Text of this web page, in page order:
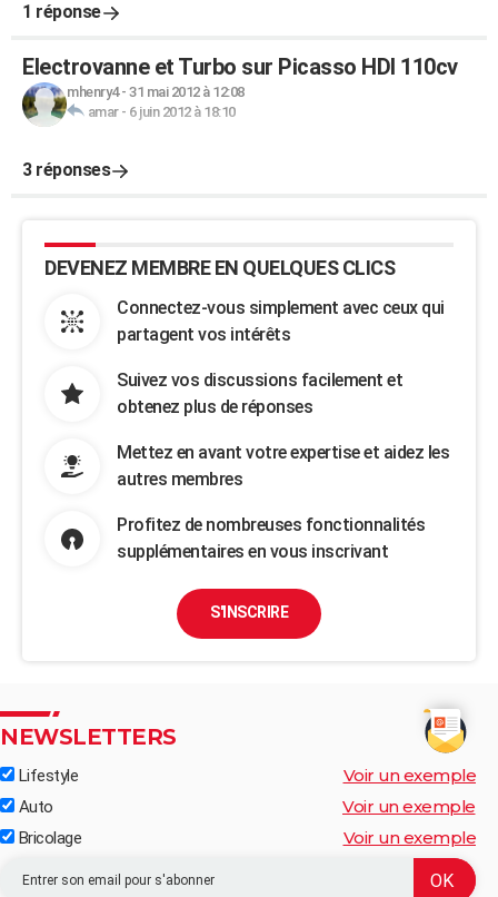
1 réponse
Electrovanne et Turbo sur Picasso HDI 110cv
mhenry4- 31 mai 2012 à 12:08
amar- 6 juin 2012 à 18:10
3 réponses
DEVENEZ MEMBRE EN QUELQUES CLICS
Connectez-vous simplement avec ceux qui
partagent vos intérêts
Suivez vos discussions facilement et
obtenez plus de réponses
Mettez en avant votre expertise et aidez les
autres membres
Profitez de nombreuses fonctionnalités
supplémentaires en vous inscrivant
S'INSCRIRE
NEWSLETTERS
Lifestyle Voir un exemple
Auto Voir un exemple
Bricolage Voir un exemple